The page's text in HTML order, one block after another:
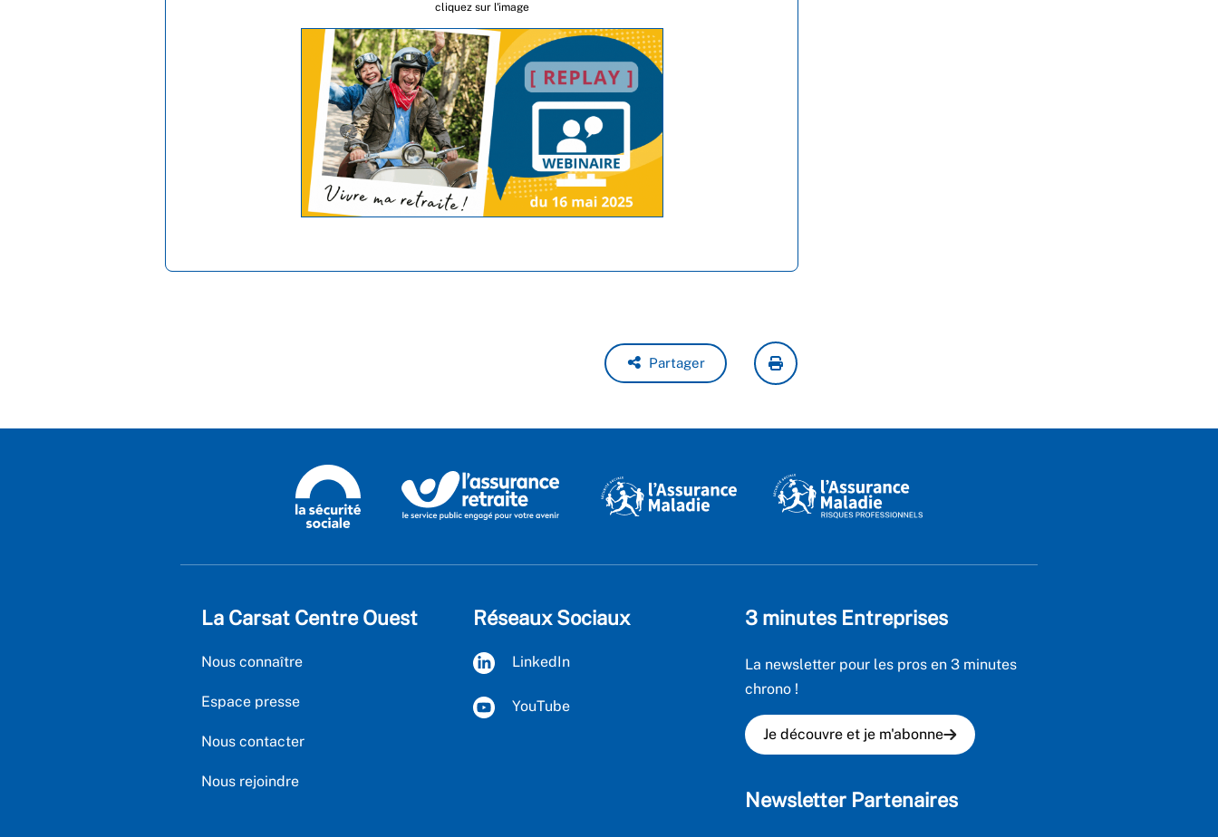
cliquez sur l'image
Partager
La Carsat Centre Ouest
Nous connaître
Espace presse
Nous contacter
Nous rejoindre
Réseaux Sociaux
LinkedIn
YouTube
3 minutes Entreprises
La newsletter pour les pros en 3 minutes
chrono !
Je découvre et je m'abonne
Newsletter Partenaires